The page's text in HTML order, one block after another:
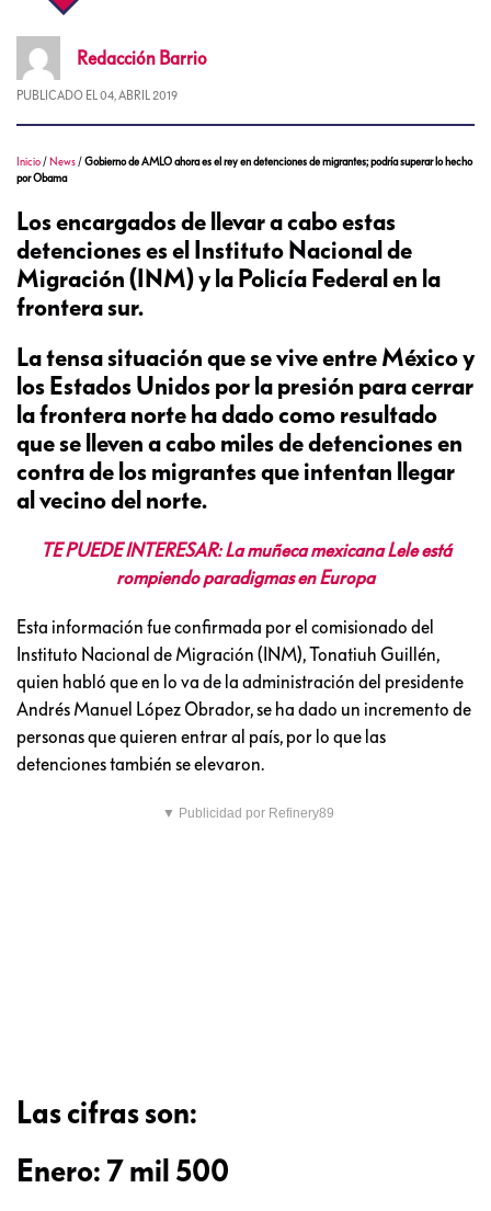
Redacción Barrio
PUBLICADO EL 04, ABRIL 2019
Inicio / News /Gobierno de AMLO ahora es el rey en detenciones de migrantes; podría superar lo hecho
por Obama
Los encargados de llevar a cabo estas
detenciones es el Instituto Nacional de
Migración (INM) y la Policía Federal en la
frontera sur.
La tensa situación que se vive entre México y
los Estados Unidos por la presión para cerrar
la frontera norte ha dado como resultado
que se lleven a cabo miles de detenciones en
contra de los migrantes que intentan llegar
al vecino del norte.
TE PUEDE INTERESAR: La muñeca mexicana Lele está
rompiendo paradigmas en Europa
Esta información fue confirmada por el comisionado del
Instituto Nacional de Migración (INM), Tonatiuh Guillén,
quien habló que en lo va de la administración del presidente
Andrés Manuel López Obrador, se ha dado un incremento de
personas que quieren entrar al país, por lo que las
detenciones también se elevaron.
▼ Publicidad por Refinery89
Las cifras son:
Enero: 7 mil 500